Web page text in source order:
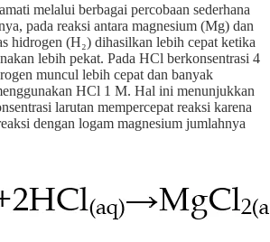
melalui berbagai percobaan sederhana
pada reaksi antara magnesium (Mg) dan
hidrogen (H₂) dihasilkan lebih cepat ketika
lebih pekat. Pada HCl berkonsentrasi 4
muncul lebih cepat dan banyak
HCl 1 M. Hal ini menunjukkan
larutan mempercepat reaksi karena
dengan logam magnesium jumlahnya